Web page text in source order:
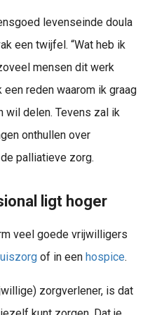
levenseinde doula
een twijfel. “Wat heb ik
mensen dit werk
reden waarom ik graag
wil delen. Tevens zal ik
onthullen over
palliatieve zorg.
ligt hoger
veel goede vrijwilligers
of in een hospice.
zorgverlener, is dat